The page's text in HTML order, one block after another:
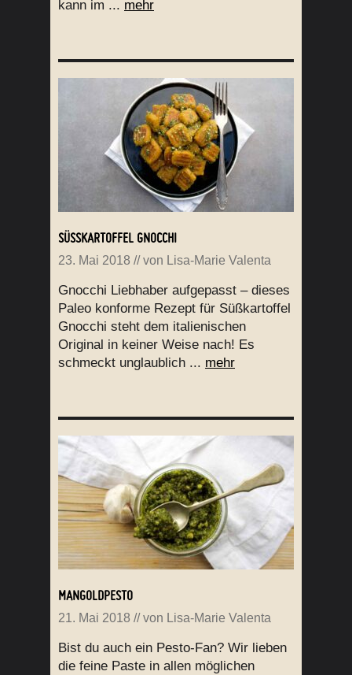
kann im ... mehr
SÜSSKARTOFFEL GNOCCHI
23. Mai 2018 // von Lisa-Marie Valenta
Gnocchi Liebhaber aufgepasst – dieses
Paleo konforme Rezept für Süßkartoffel
Gnocchi steht dem italienischen
Original in keiner Weise nach! Es
schmeckt unglaublich ... mehr
MANGOLDPESTO
21. Mai 2018 // von Lisa-Marie Valenta
Bist du auch ein Pesto-Fan? Wir lieben
die feine Paste in allen möglichen